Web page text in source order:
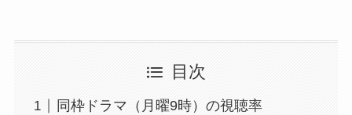
目次
同枠ドラマ（月曜9時）の視聴率